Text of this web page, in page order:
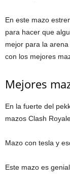
En este mazo
para hacer que
mejor para la
con los mejores
Mejores
En la fuerte del
mazos Clash
Mazo con tesla y
Este mazo es